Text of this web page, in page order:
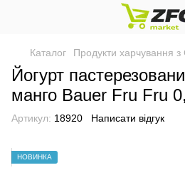
Каталог Продукти харчування з
Йогурт
манго Bauer Fru Fru
Артикул: 18920 Написати відгук
НОВИНКА